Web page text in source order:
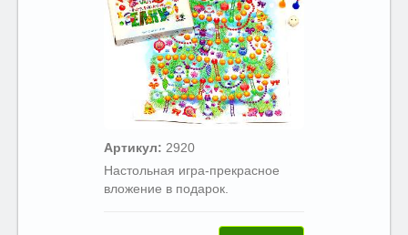
Артикул: 2920
Настольная игра-прекрасное
вложение в подарок.